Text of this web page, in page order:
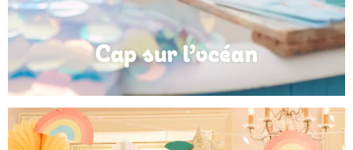
Anniversaire Mer et Océan